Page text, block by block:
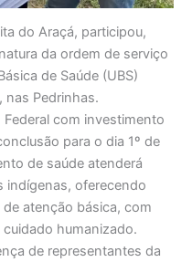
do Araçá, participou,
da ordem de serviço
de Saúde (UBS)
nas Pedrinhas.
com investimento
para o dia 1º de
de saúde atenderá
indígenas, oferecendo
atenção básica, com
humanizado.
de representantes da